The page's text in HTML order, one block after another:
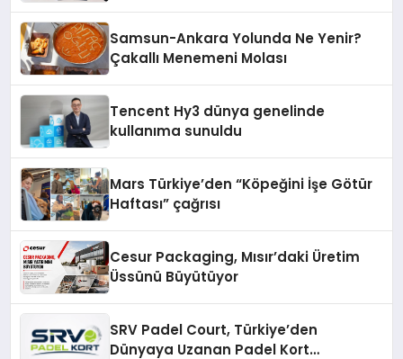
Samsun-Ankara Yolunda Ne Yenir?
Çakallı Menemeni Molası
Tencent Hy3 dünya genelinde
kullanıma sunuldu
Mars Türkiye’den “Köpeğini İşe Götür
Haftası” çağrısı
Cesur Packaging, Mısır’daki Üretim
Üssünü Büyütüyor
SRV Padel Court, Türkiye’den
Dünyaya Uzanan Padel Kort